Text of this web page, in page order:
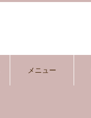
メニュー